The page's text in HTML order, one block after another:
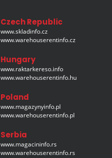
Czech Republic
www.skladinfo.cz
www.warehouserentinfo.cz
Hungary
www.raktarkereso.info
www.warehouserentinfo.hu
Poland
www.magazynyinfo.pl
www.warehouserentinfo.pl
Serbia
www.magacininfo.rs
www.warehouserentinfo.rs